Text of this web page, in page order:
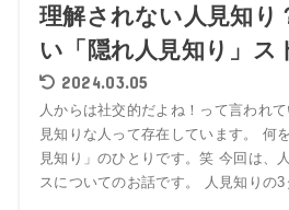
理解されない人見知り
い「隠れ人見知り」ス
2024.03.05
人からは社交的だよね！って言われ
見知りな人って存在しています。 何
見知り」のひとりです。笑 今回は、
スについてのお話です。 人見知りの